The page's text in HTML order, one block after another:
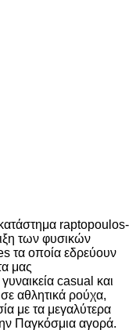
raptopoulos-
των φυσικών
τα οποία εδρεύουν
μας
casual και
αθλητικά ρούχα,
με τα μεγαλύτερα
Παγκόσμια αγορά.